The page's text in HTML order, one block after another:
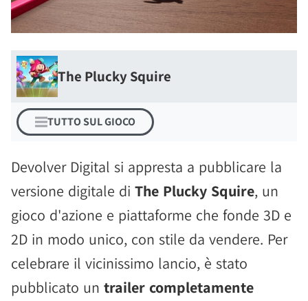
The Plucky Squire
TUTTO SUL GIOCO
Devolver Digital si appresta a pubblicare la
versione digitale di The Plucky Squire, un
gioco d'azione e piattaforme che fonde 3D e
2D in modo unico, con stile da vendere. Per
celebrare il vicinissimo lancio, è stato
pubblicato un trailer completamente